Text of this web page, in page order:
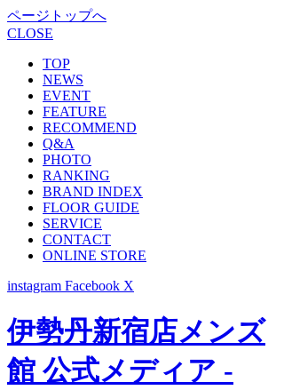
ページトップへ
CLOSE
TOP
NEWS
EVENT
FEATURE
RECOMMEND
Q&A
PHOTO
RANKING
BRAND INDEX
FLOOR GUIDE
SERVICE
CONTACT
ONLINE STORE
instagram Facebook X
伊勢丹新宿店メンズ
館 公式メディア -